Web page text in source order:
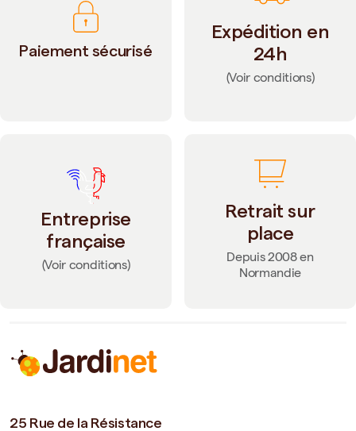
Paiement sécurisé
Expédition en
24h
(Voir conditions)
Entreprise
française
(Voir conditions)
Retrait sur
place
Depuis 2008 en
Normandie
25 Rue de la Résistance